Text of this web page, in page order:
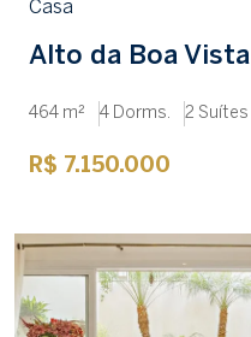
Casa
Alto da Boa Vista
464 m² 4 Dorms. 2 Suítes
R$ 7.150.000